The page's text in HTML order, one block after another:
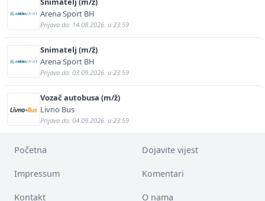
Arena Sport BH
Prijava do: 14.08.2026. u 23:59
Snimatelj (m/ž)
Arena Sport BH
Prijava do: 03.09.2026. u 23:59
Vozač autobusa (m/ž)
Livno Bus
Prijava do: 04.09.2026. u 23:59
Početna Dojavite vijest
Impressum Komentari
Kontakt O nama